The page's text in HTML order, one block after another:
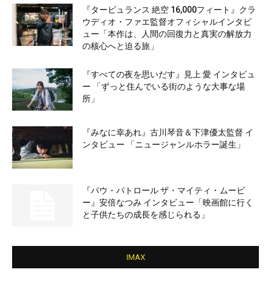
『タービュランス 絶空 16,000フィート』クラ
ウディオ・ファエ監督オフィシャルインタビ
ュー「本作は、人間の回復力と真実の解放力
の核心へと迫る旅」
『すべての夜を思いだす』見上 愛 インタビュ
ー 「ずっと住んでいる街のような大事な場
所」
『みなに幸あれ』古川琴音＆下津優太監督 イ
ンタビュー 「ニュージャンルホラー誕生」
『パウ・パトロール ザ・マイティ・ムービ
ー』安倍なつみ インタビュー「映画館に行く
と子供たちの成長を感じられる」
IMAX